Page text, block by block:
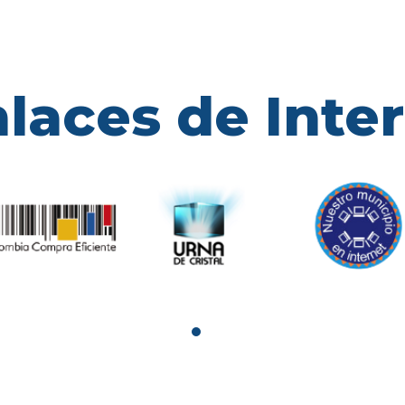
de